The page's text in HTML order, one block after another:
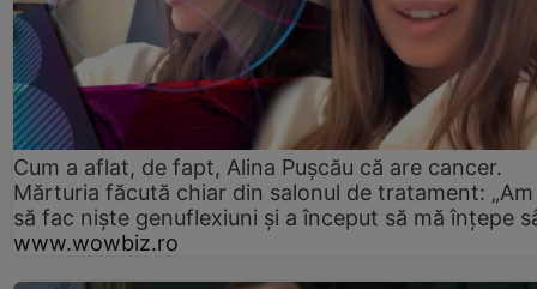
Cum a aflat, de fapt, Alina Pușcău că are cancer.
Mărturia făcută chiar din salonul de tratament:
să fac niște genuflexiuni și a început să mă înțepe
www.wowbiz.ro